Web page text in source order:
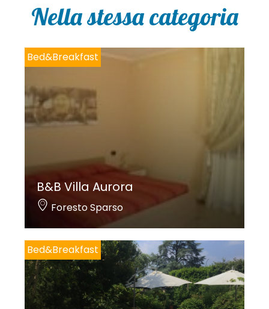
Nella stessa categoria
Bed&Breakfast
B&B Villa Aurora
Foresto Sparso
Bed&Breakfast